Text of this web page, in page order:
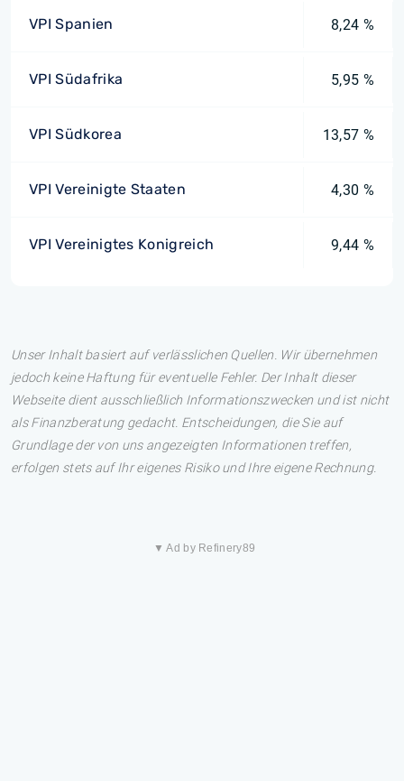
VPI Spanien 8,24 %
VPI Südafrika 5,95 %
VPI Südkorea 13,57 %
VPI Vereinigte Staaten 4,30 %
VPI Vereinigtes Konigreich 9,44 %
Unser Inhalt basiert auf verlässlichen Quellen. Wir übernehmen
jedoch keine Haftung für eventuelle Fehler. Der Inhalt dieser
Webseite dient ausschließlich Informationszwecken und ist nicht
als Finanzberatung gedacht. Entscheidungen, die Sie auf
Grundlage der von uns angezeigten Informationen treffen,
erfolgen stets auf Ihr eigenes Risiko und Ihre eigene Rechnung.
▼ Ad by Refinery89